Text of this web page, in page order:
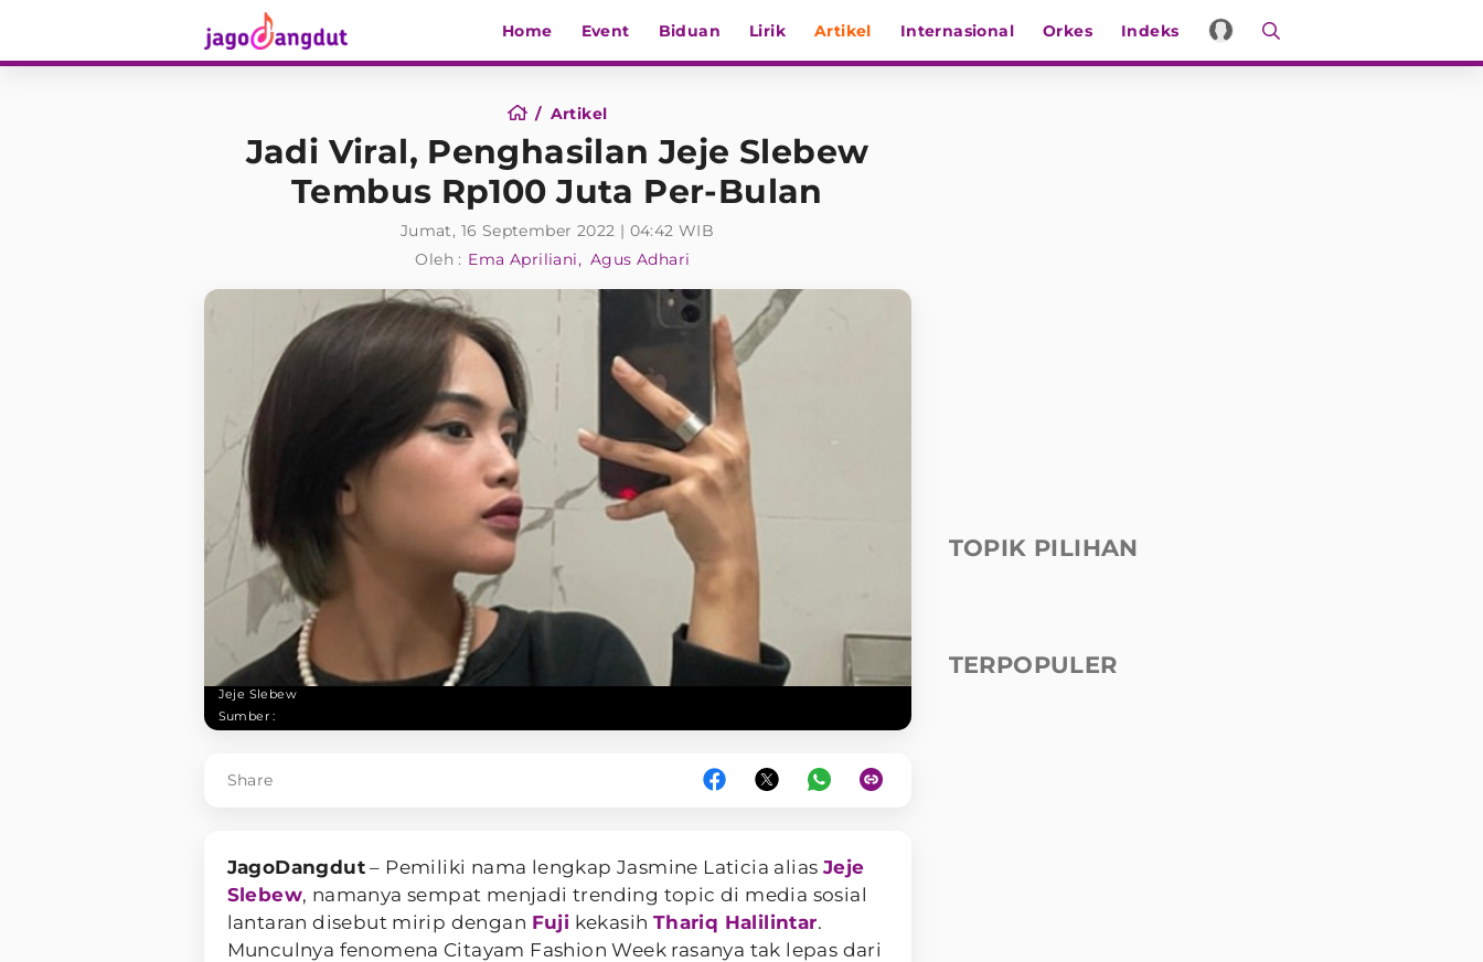
Home Event Biduan Lirik Artikel Internasional Orkes Indeks
Artikel
Jadi Viral, Penghasilan Jeje Slebew
Tembus Rp100 Juta Per-Bulan
Jumat, 16 September 2022 | 04:42 WIB
Oleh : Ema Apriliani Agus Adhari
Jeje Slebew
Sumber :
Share
JagoDangdut– Pemiliki nama lengkap Jasmine Laticia alias Jeje
Slebew, namanya sempat menjadi trending topic di media sosial
lantaran disebut mirip dengan Fuji kekasih Thariq Halilintar.
Munculnya fenomena Citayam Fashion Week rasanya tak lepas dari
TOPIK PILIHAN
TERPOPULER